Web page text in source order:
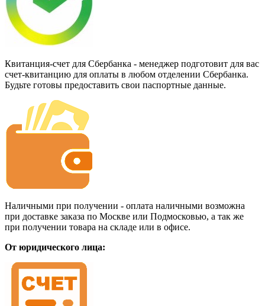
Квитанция-счет для Сбербанка - менеджер подготовит для вас
счет-квитанцию для оплаты в любом отделении Сбербанка.
Будьте готовы предоставить свои паспортные данные.
Наличными при получении - оплата наличными возможна
при доставке заказа по Москве или Подмосковью, а так же
при получении товара на складе или в офисе.
От юридического лица: